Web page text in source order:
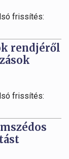
frissítés:
rendjéről
frissítés: